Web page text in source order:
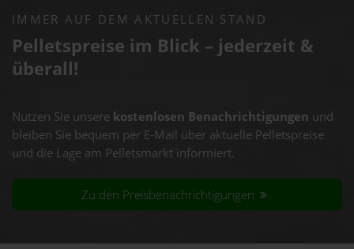
IMMER AUF DEM AKTUELLEN STAND
Pelletspreise im Blick – jederzeit &
überall!
Nutzen Sie unsere kostenlosen Benachrichtigungen und
bleiben Sie bequem per E-Mail über aktuelle Pelletspreise
und die Lage am Pelletsmarkt informiert.
Zu den Preisbenachrichtigungen